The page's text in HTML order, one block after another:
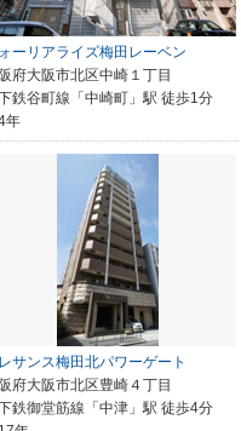
ーリアライズ梅田レーベン
府大阪市北区中崎１丁目
鉄谷町線「中崎町」駅 徒歩1分
年
サンス梅田北パワーゲート
府大阪市北区豊崎４丁目
鉄御堂筋線「中津」駅 徒歩4分